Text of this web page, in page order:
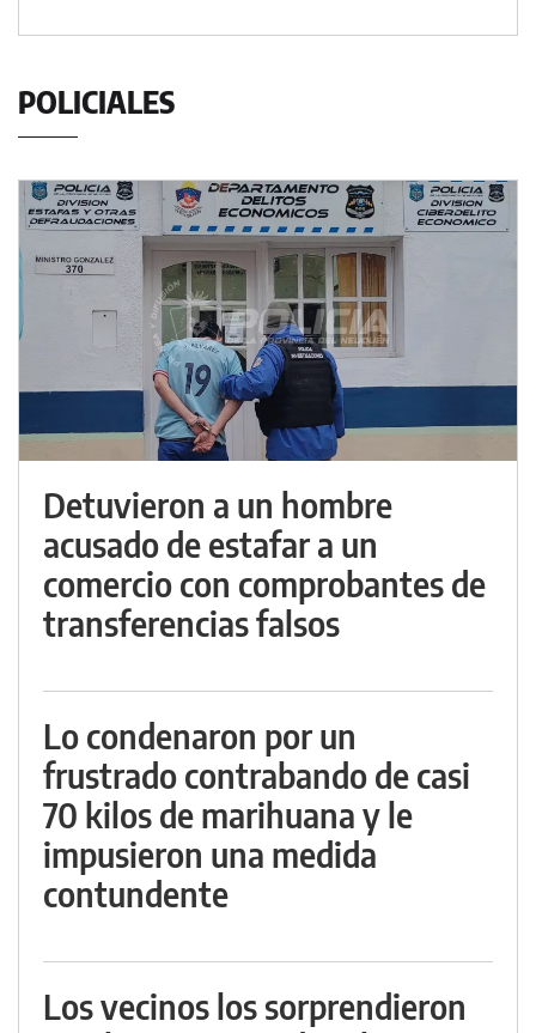
POLICIALES
Detuvieron a un hombre
acusado de estafar a un
comercio con comprobantes de
transferencias falsos
Lo condenaron por un
frustrado contrabando de casi
70 kilos de marihuana y le
impusieron una medida
contundente
Los vecinos los sorprendieron